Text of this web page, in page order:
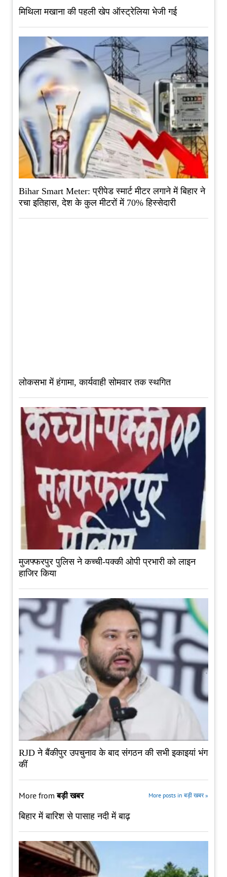
मिथिला मखाना की पहली खेप ऑस्ट्रेलिया भेजी गई
Bihar Smart Meter: प्रीपेड स्मार्ट मीटर लगाने में बिहार ने
रचा इतिहास, देश के कुल मीटरों में 70% हिस्सेदारी
लोकसभा में हंगामा, कार्यवाही सोमवार तक स्थगित
मुजफ्फरपुर पुलिस ने कच्ची-पक्की ओपी प्रभारी को लाइन
हाजिर किया
RJD ने बैंकीपुर उपचुनाव के बाद संगठन की सभी इकाइयां भंग
कीं
More fromबड़ी खबर More posts in बड़ी खबर »
बिहार में बारिश से पासाह नदी में बाढ़